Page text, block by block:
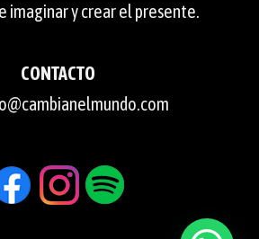
imaginar y crear el presente.
CONTACTO